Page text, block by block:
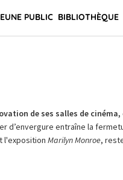
PUBLIC BIBLIOTHÈQUE
de ses salles de cinéma,
d’envergure entraîne la
l'exposition Marilyn Monroe,